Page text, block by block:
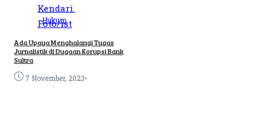
Hukum
Ada Upaya Menghalangi Tugas
Jurnalistik di Dugaan Korupsi Bank
Sultra
7 November, 2023•